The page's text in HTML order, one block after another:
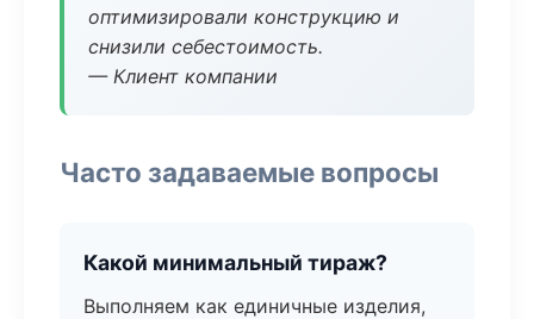
оптимизировали конструкцию и
снизили себестоимость.
— Клиент компании
Часто задаваемые вопросы
Какой минимальный тираж?
Выполняем как единичные изделия,